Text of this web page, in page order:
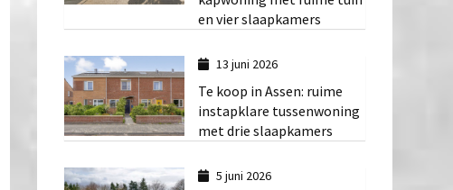
en vier slaapkamers
13 juni 2026
Te koop in Assen: ruime
instapklare tussenwoning
met drie slaapkamers
5 juni 2026